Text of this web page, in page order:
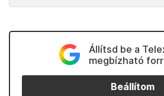
túlpartján,Szudánba tervezett